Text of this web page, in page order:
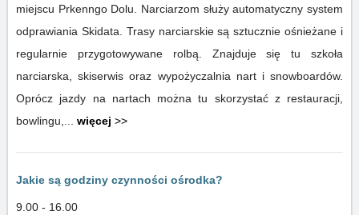
miejscu Prkenngo Dolu. Narciarzom służy automatyczny system
odprawiania Skidata. Trasy narciarskie są sztucznie ośnieżane i
regularnie przygotowywane rolbą. Znajduje się tu szkoła
narciarska, skiserwis oraz wypożyczalnia nart i snowboardów.
Oprócz jazdy na nartach można tu skorzystać z restauracji,
bowlingu,... więcej >>
Jakie są godziny czynności ośrodka?
9.00 - 16.00